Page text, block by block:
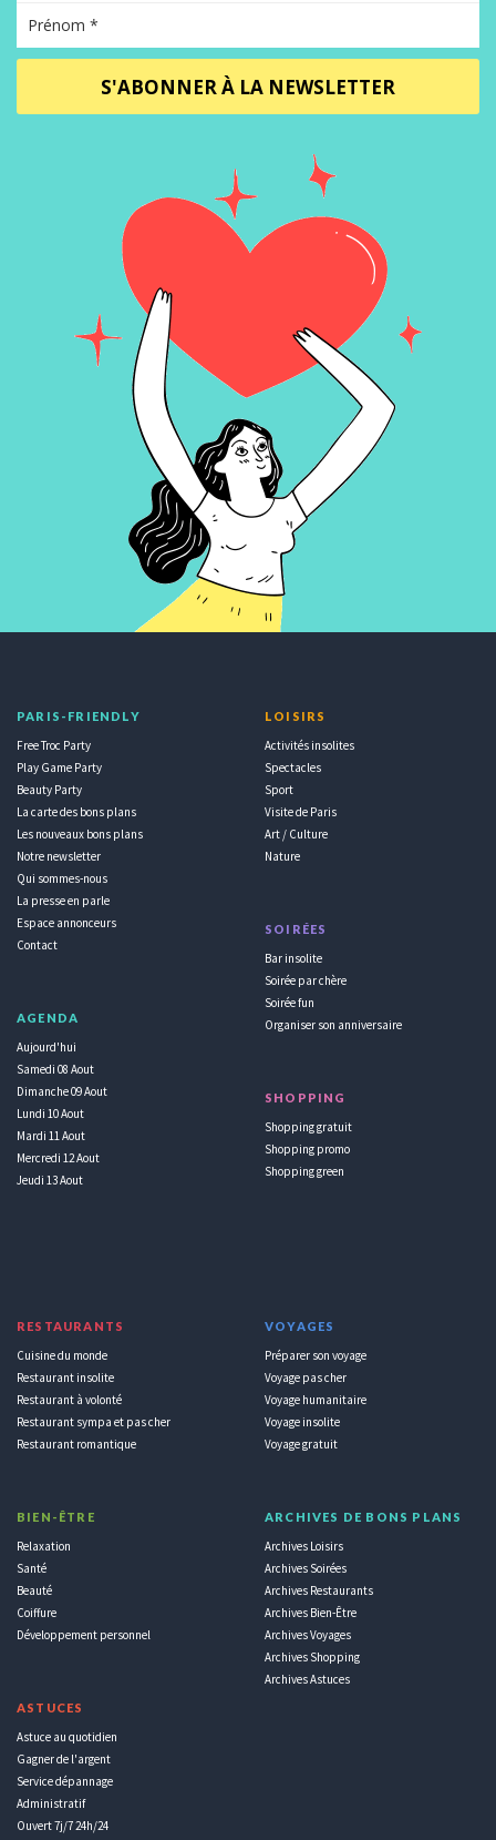
S'ABONNER À LA NEWSLETTER
PARIS-FRIENDLY
Free Troc Party
Play Game Party
Beauty Party
La carte des bons plans
Les nouveaux bons plans
Notre newsletter
Qui sommes-nous
La presse en parle
Espace annonceurs
Contact
AGENDA
Aujourd'hui
Samedi 08 Aout
Dimanche 09 Aout
Lundi 10 Aout
Mardi 11 Aout
Mercredi 12 Aout
Jeudi 13 Aout
LOISIRS
Activités insolites
Spectacles
Sport
Visite de Paris
Art / Culture
Nature
SOIRÉES
Bar insolite
Soirée par chère
Soirée fun
Organiser son anniversaire
SHOPPING
Shopping gratuit
Shopping promo
Shopping green
RESTAURANTS
Cuisine du monde
Restaurant insolite
Restaurant à volonté
Restaurant sympa et pas cher
Restaurant romantique
BIEN-ÊTRE
Relaxation
Santé
Beauté
Coiffure
Développement personnel
ASTUCES
Astuce au quotidien
Gagner de l'argent
Service dépannage
Administratif
Ouvert 7j/7 24h/24
VOYAGES
Préparer son voyage
Voyage pas cher
Voyage humanitaire
Voyage insolite
Voyage gratuit
ARCHIVES DE BONS PLANS
Archives Loisirs
Archives Soirées
Archives Restaurants
Archives Bien-Être
Archives Voyages
Archives Shopping
Archives Astuces